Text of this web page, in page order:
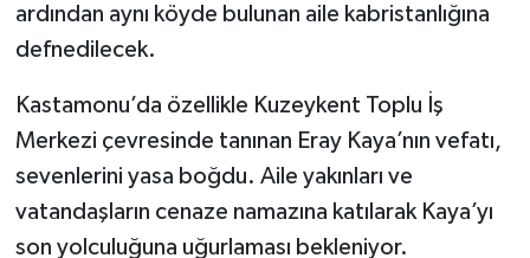
ardından aynı köyde bulunan aile kabristanlığına
defnedilecek.
Kastamonu’da özellikle Kuzeykent Toplu İş
Merkezi çevresinde tanınan Eray Kaya’nın vefatı,
sevenlerini yasa boğdu. Aile yakınları ve
vatandaşların cenaze namazına katılarak Kaya’yı
son yolculuğuna uğurlaması bekleniyor.
Karadeniz Haberleri
Ulusal Haberler
Teknoloji Haberleri
Siyaset Haberleri